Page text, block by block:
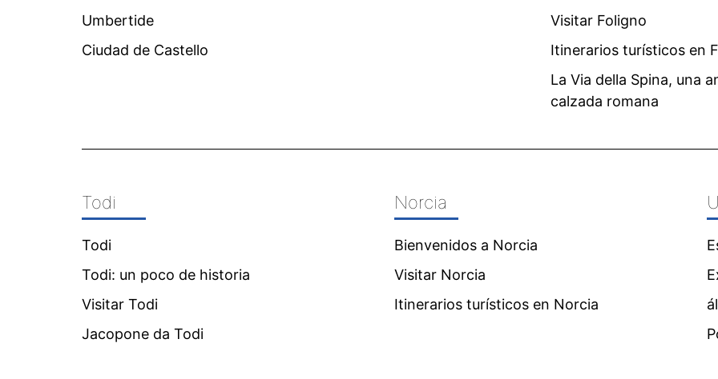
Umbertide
Ciudad de Castello
Visitar Foligno
Itinerarios turísticos en
La Via della Spina, una
calzada romana
Todi
Todi
Todi: un poco de historia
Visitar Todi
Jacopone da Todi
Norcia
Bienvenidos a Norcia
Visitar Norcia
Itinerarios turísticos en Norcia